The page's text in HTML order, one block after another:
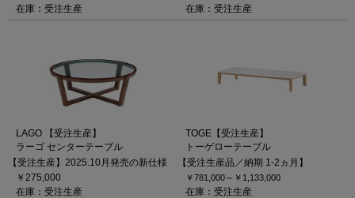
在庫：受注生産 在庫：受注生産
LAGO 【受注生産】
ラーゴ センターテーブル
【受注生産】2025.10月発売の新仕様
￥275,000
在庫：受注生産
TOGE【受注生産】
トーゲローテーブル
【受注生産品／納期 1-2ヵ月】
￥781,000～ ￥1,133,000
在庫：受注生産